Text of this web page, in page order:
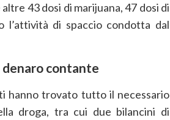
43 dosi di marijuana, 47 dosi di
l’attività di spaccio condotta dal
contante
hanno trovato tutto il necessario
droga, tra cui due bilancini di